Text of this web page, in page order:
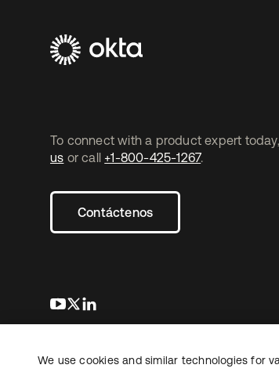
To connect with a product expert today,
us or call +1-800-425-1267.
Contáctenos
se abre en una pestaña nueva
se abre en una pestaña nueva
Copyright © 2026 Okta. Todos los derechos
We use cookies and similar technologies for